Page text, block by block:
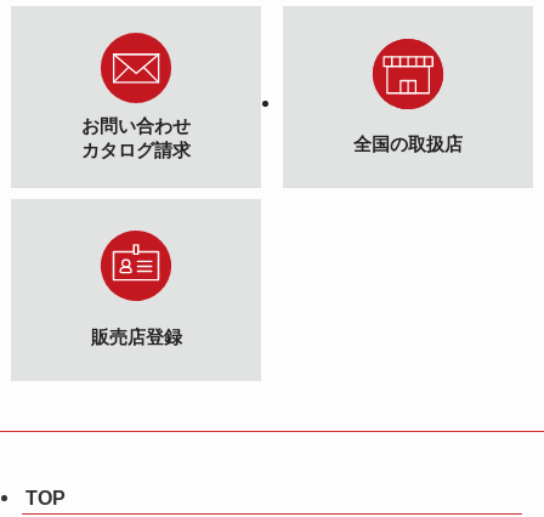
お問い合わせ
カタログ請求
全国の取扱店
販売店登録
TOP